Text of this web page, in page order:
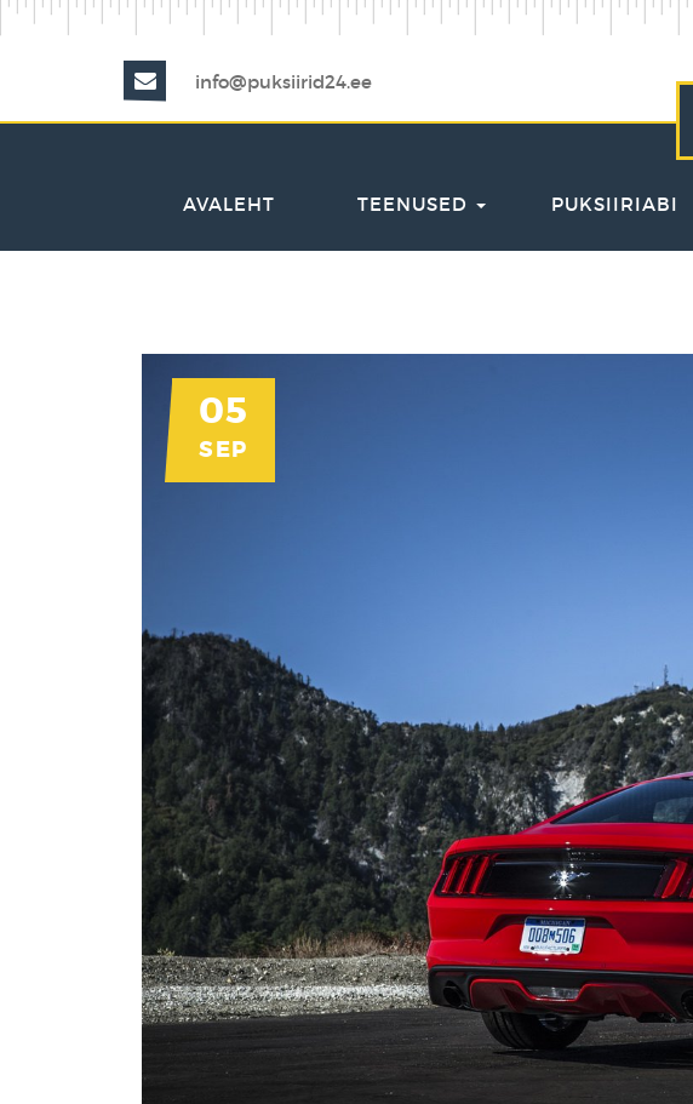
info@puksiirid24.ee
AVALEHT TEENUSED PUKSIIRIABI
05
SEP